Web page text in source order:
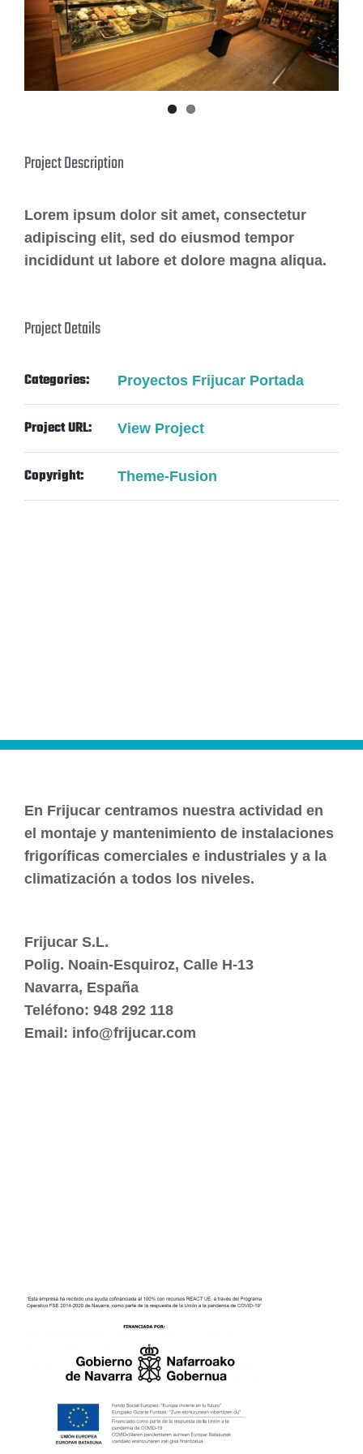
Project Description
Lorem ipsum dolor sit amet, consectetur
adipiscing elit, sed do eiusmod tempor
incididunt ut labore et dolore magna aliqua.
Project Details
Categories: Proyectos Frijucar Portada
Project URL: View Project
Copyright: Theme-Fusion
En Frijucar centramos nuestra actividad en
el montaje y mantenimiento de instalaciones
frigoríficas comerciales e industriales y a la
climatización a todos los niveles.
Frijucar S.L.
Polig. Noain-Esquiroz, Calle H-13
Navarra, España
Teléfono: 948 292 118
Email: info@frijucar.com